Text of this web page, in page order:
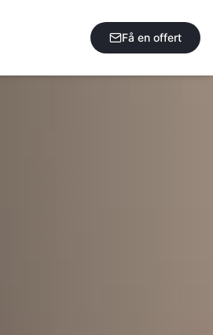
Få en offert